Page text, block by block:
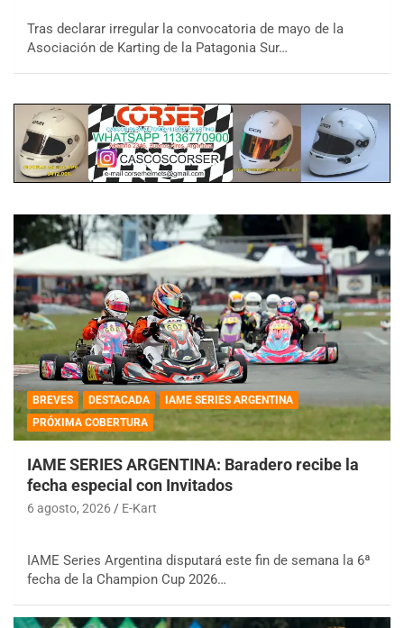
Tras declarar irregular la convocatoria de mayo de la
Asociación de Karting de la Patagonia Sur…
BREVES DESTACADA
IAME SERIES ARGENTINA
PRÓXIMA COBERTURA
IAME SERIES ARGENTINA: Baradero recibe la
fecha especial con Invitados
6 agosto, 2026 E-Kart
IAME Series Argentina disputará este fin de semana la 6ª
fecha de la Champion Cup 2026…